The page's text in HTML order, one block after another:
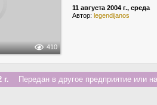
410
11 августа 2004 г., среда
Автор: legendijanos
г. Передан в другое предприятие или